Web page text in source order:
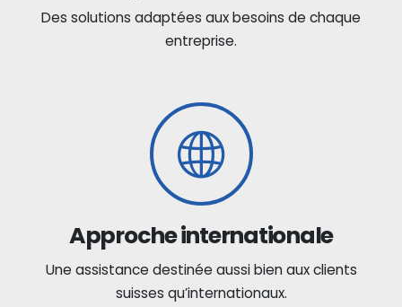
Des solutions adaptées aux besoins de chaque
entreprise.
Approche internationale
Une assistance destinée aussi bien aux clients
suisses qu’internationaux.